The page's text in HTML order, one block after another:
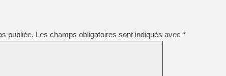
[GK] Beast of
[GK] Ubisoft : fin de partie
[GK] Mémoire cash -
[GK] Dan Houser (GTA)
[GK] Comment EA Sports
[GK] Crimson Moon : un
[GK] Isle of Reveries : le
[GK] Moonlighter 2 : The
[GK] Capcom relance
publiée. Les champs obligatoires sont indiqués avec *